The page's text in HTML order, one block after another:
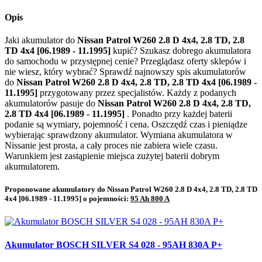
Opis
Jaki akumulator do Nissan Patrol W260 2.8 D 4x4, 2.8 TD, 2.8
TD 4x4 [06.1989 - 11.1995] kupić? Szukasz dobrego akumulatora
do samochodu w przystępnej cenie? Przeglądasz oferty sklepów i
nie wiesz, który wybrać? Sprawdź najnowszy spis akumulatorów
do Nissan Patrol W260 2.8 D 4x4, 2.8 TD, 2.8 TD 4x4 [06.1989 -
11.1995] przygotowany przez specjalistów. Każdy z podanych
akumulatorów pasuje do Nissan Patrol W260 2.8 D 4x4, 2.8 TD,
2.8 TD 4x4 [06.1989 - 11.1995] . Ponadto przy każdej baterii
podanie są wymiary, pojemność i cena. Oszczędź czas i pieniądze
wybierając sprawdzony akumulator. Wymiana akumulatora w
Nissanie jest prosta, a cały proces nie zabiera wiele czasu.
Warunkiem jest zastąpienie miejsca zużytej baterii dobrym
akumulatorem.
Proponowane akumulatory do Nissan Patrol W260 2.8 D 4x4, 2.8 TD, 2.8 TD
4x4 [06.1989 - 11.1995] o pojemności: 95 Ah 800 A
Akumulator BOSCH SILVER S4 028 - 95AH 830A P+